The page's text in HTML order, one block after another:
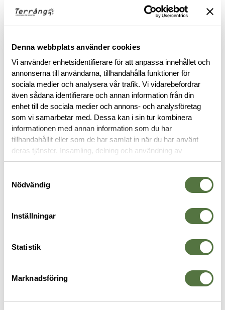
Denna webbplats använder cookies
Vi använder enhetsidentifierare för att anpassa innehållet och
annonserna till användarna, tillhandahålla funktioner för
sociala medier och analysera vår trafik. Vi vidarebefordrar
även sådana identifierare och annan information från din
enhet till de sociala medier och annons- och analysföretag
som vi samarbetar med. Dessa kan i sin tur kombinera
informationen med annan information som du har
tillhandahållit eller som de har samlat in när du har använt
deras tjänster. Insamling, delning och användning av
personuppgifter kan användas för personalisering av
Nödvändig
Inställningar
Statistik
Marknadsföring
BESKRIVNING
OM VARUMÄRKET
RYGGSÄCKAR
Legitimering krävs
PRO Mission
ARC'TERYX PRO